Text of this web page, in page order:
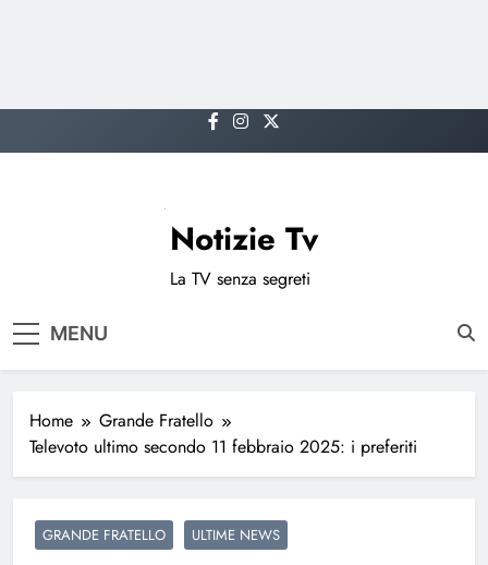
to
Notizie Tv
La TV senza segreti
MENU
Home
Grande Fratello
Televoto ultimo secondo 11 febbraio 2025: i preferiti
GRANDE FRATELLO ULTIME NEWS